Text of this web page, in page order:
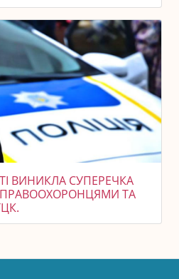
ВИНИКЛА СУПЕРЕЧКА
ТА